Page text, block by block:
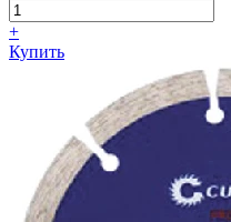
+
Купить